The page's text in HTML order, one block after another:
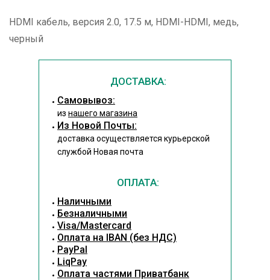
HDMI кабель, версия 2.0, 17.5 м, HDMI-HDMI, медь,
черный
ДОСТАВКА:
Cамовывоз:
из нашего магазина
Из Новой Почты:
доставка осуществляется курьерской
службой Новая почта
ОПЛАТА:
Наличными
Безналичными
Visa/Mastercard
Оплата на IBAN (без НДС)
PayPal
LiqPay
Оплата частями Приватбанк